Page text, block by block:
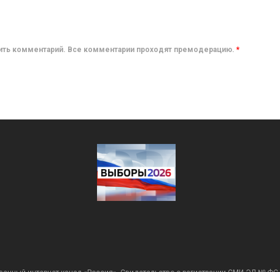
комментарий. Все комментарии проходят премодерацию. *